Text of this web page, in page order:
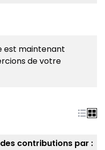
est maintenant
de votre
contributions par :